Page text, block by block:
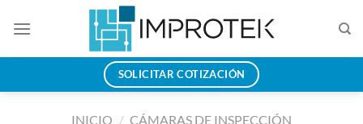
SOLICITAR COTIZACIÓN
INICIO / CÁMARAS DE INSPECCIÓN